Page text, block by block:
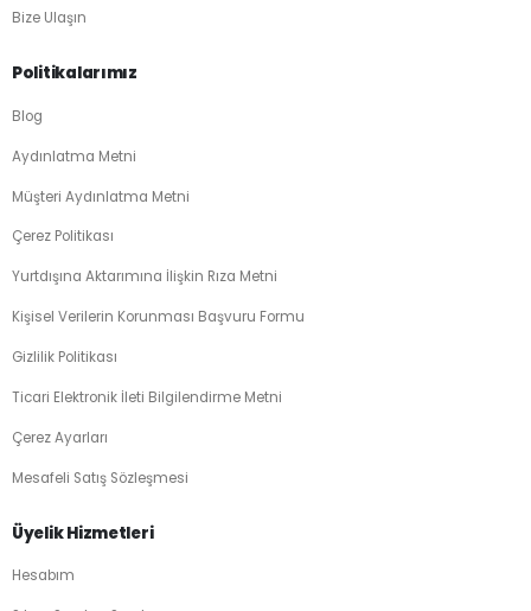
Bize Ulaşın
Politikalarımız
Blog
Aydınlatma Metni
Müşteri Aydınlatma Metni
Çerez Politikası
Yurtdışına Aktarımına İlişkin Rıza Metni
Kişisel Verilerin Korunması Başvuru Formu
Gizlilik Politikası
Ticari Elektronik İleti Bilgilendirme Metni
Çerez Ayarları
Mesafeli Satış Sözleşmesi
Üyelik Hizmetleri
Hesabım